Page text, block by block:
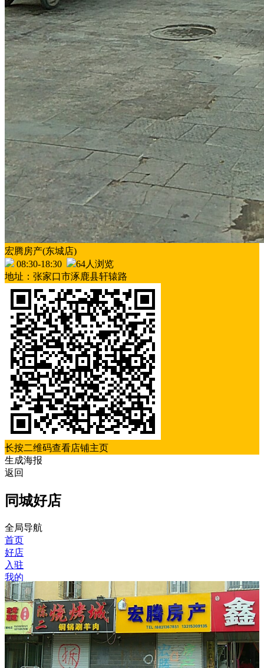
宏腾房产(东城店)
08:30-18:30
64人浏览
地址：张家口市涿鹿县轩辕路
长按二维码查看店铺主页
生成海报
返回
同城好店
全局导航
首页
好店
入驻
我的